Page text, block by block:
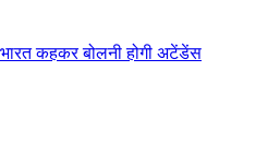
कहकर बोलनी होगी अटेंडेंस